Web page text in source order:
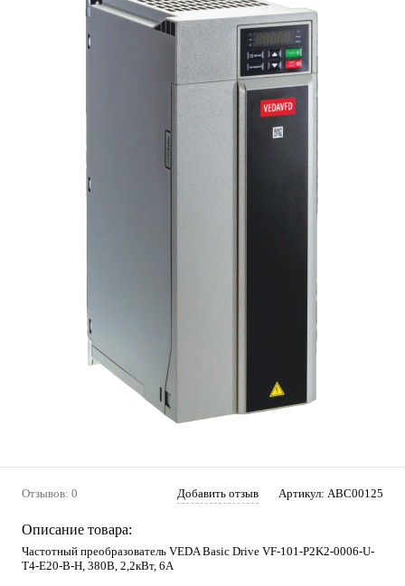
Отзывов: 0 Добавить отзыв Артикул: ABC00125
Описание товара:
Частотный преобразователь VEDA Basic Drive VF-101-P2K2-0006-U-
T4-E20-B-H, 380В, 2,2кВт, 6А